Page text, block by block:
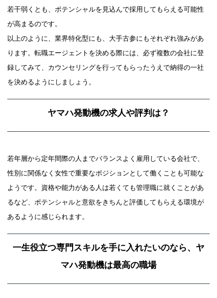
若干弱くとも、ポテンシャルを見込んで採用してもらえる可能性
が高まるのです。
以上のように、業界特化型にも、大手古参にもそれぞれ強みがあ
ります。転職エージェントを決める際には、必ず複数の会社に登
録してみて、カウンセリングを行ってもらったうえで納得の一社
を決めるようにしましょう。
ヤマハ発動機の求人や評判は？
若年層から定年間際の人までバランスよく雇用している会社で、
性別に関係なく女性で重要なポジションとして働くことも可能な
ようです。資格や能力がある人は若くても管理職に就くことがあ
るなど、ポテンシャルと意欲をきちんと評価してもらえる環境が
あるように感じられます。
一生役立つ専門スキルを手に入れたいのなら、ヤ
マハ発動機は最高の職場